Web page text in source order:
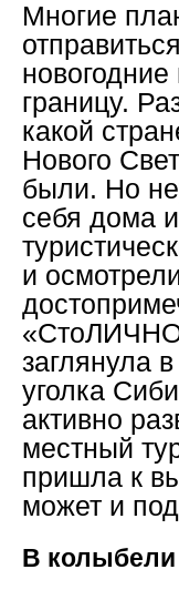
Многие
новогодние
границу.
какой
Нового
были. Но
себя дома
и
заглянула
уголка
активно
местный
пришла к
может и
В